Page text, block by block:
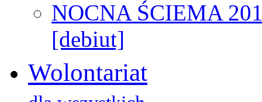
NOCNA ŚCIEMA
[debiut]
Wolontariat